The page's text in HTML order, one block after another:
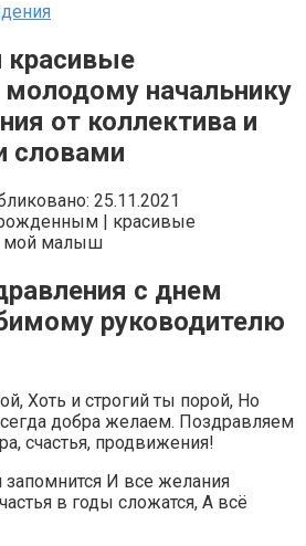
красивые
молодому начальнику
от коллектива и
словами
25.11.2021
с днем
руководителю
Хоть и строгий ты порой, Но
добра желаем. Поздравляем
счастья, продвижения!
И все желания
в годы сложатся, А всё